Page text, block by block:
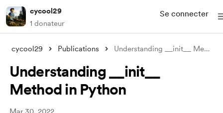
cycool29
1 donateur
Se connecter
cycool29 Publications Understanding __init__ Method in Python
Understanding __init__
Method in Python